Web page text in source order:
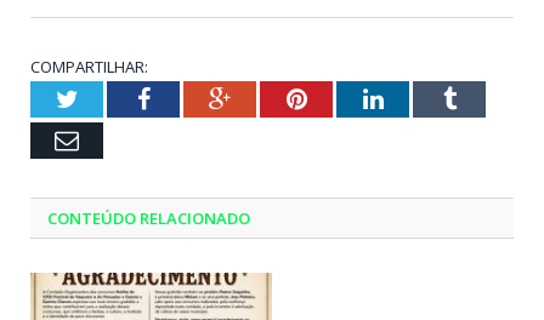
COMPARTILHAR:
TwitterFacebookGoogle+PinterestLinkedInTumblr
Email
CONTEÚDO RELACIONADO